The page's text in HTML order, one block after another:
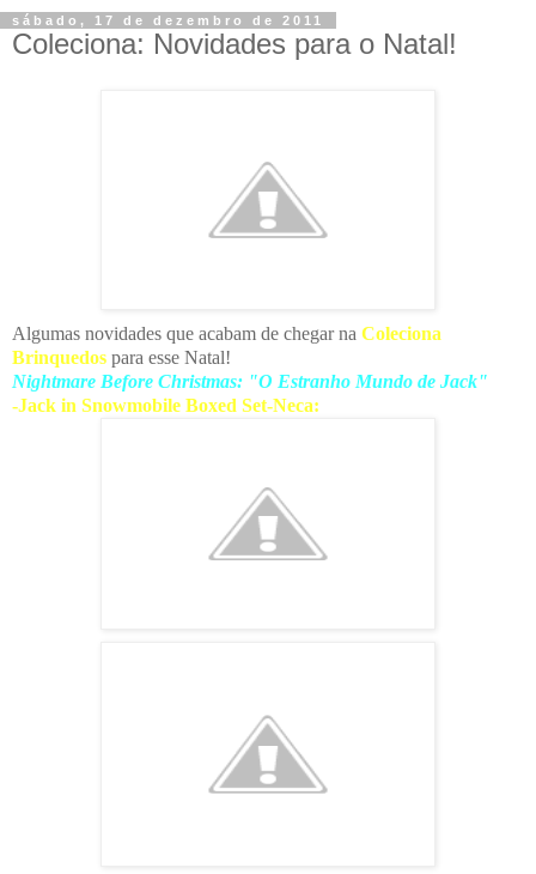
sábado, 17 de dezembro de 2011
Coleciona: Novidades para o Natal!
Algumas novidades que acabam de chegar na Coleciona
Brinquedos para esse Natal!
Nightmare Before Christmas: "O Estranho Mundo de Jack"
-Jack in Snowmobile Boxed Set-Neca: